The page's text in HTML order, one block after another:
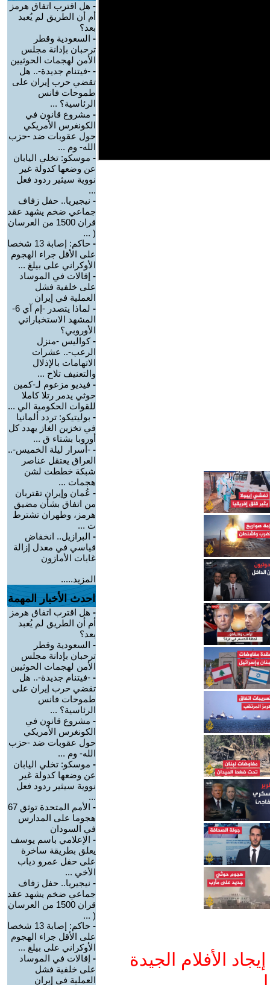
الأفلام الجيدة
- هل اقترب اتفاق هرمز
أم أن الطريق لم يُعبد
بعد؟
- السعودية وقطر
ترحبان بإدانة مجلس
الأمن لهجمات الحوثيين
- -فيتنام جديدة-.. هل
تقضي حرب إيران على
طموحات فانس
الرئاسية؟ ...
- مشروع قانون في
الكونغرس الأمريكي
حول عقوبات ضد -حزب
الله- وم ...
- موسكو: تخلي اليابان
عن وضعها كدولة غير
نووية سيثير ردود فعل
...
- نيجيريا.. حفل زفاف
جماعي ضخم يشهد عقد
قران 1500 من العرسان
( ...
-
حاكم: إصابة 13 شخصا
على الأقل جراء الهجوم
الأوكراني على بيلغ ...
- إقالات في الموساد
على خلفية فشل
العملية في إيران
-
لماذا يتصدر -إم آي 6-
المشهد الاستخباراتي
الأوروبي؟
-كواليس -منزل
الرعب-.. عشرات
الاتهامات بالإذلال
والتعنيف تلاح ...
- فيديو مزعوم لـ-كمين
حوثي يدمر رتلا كاملا
للقوات الحكومية الي ...
- بوليتيكو: تردد ألمانيا
في تخزين الغاز يهدد كل
أوروبا بشتاء ق ...
- -أسرار ليلة الخميس-..
العراق يعتقل عناصر
شبكة خططت لشن
هجمات ...
- عُمان وإيران تقتربان
من اتفاق بشأن مضيق
هرمز، وطهران تشترط
ت ...
- البرازيل.. انخفاض
قياسي في معدل إزالة
غابات الأمازون
المزيد.....
احدث الأخبار المهمة
- هل اقترب اتفاق هرمز
أم أن الطريق لم يُعبد
بعد؟
- السعودية وقطر
ترحبان بإدانة مجلس
الأمن لهجمات الحوثيين
- -فيتنام جديدة-.. هل
تقضي حرب إيران على
طموحات فانس
الرئاسية؟ ...
- مشروع قانون في
الكونغرس الأمريكي
حول عقوبات ضد -حزب
الله- وم ...
- موسكو: تخلي اليابان
عن وضعها كدولة غير
نووية سيثير ردود فعل
...
-
الأمم المتحدة توثق 67
هجوما على المدارس
في السودان
- الإعلامي باسم يوسف
يعلق بطريقة ساخرة
على حفل عمرو دياب
الأخي ...
- نيجيريا.. حفل زفاف
جماعي ضخم يشهد عقد
قران 1500 من العرسان
( ...
-
حاكم: إصابة 13 شخصا
على الأقل جراء الهجوم
الأوكراني على بيلغ ...
- إقالات في الموساد
على خلفية فشل
العملية في إيران